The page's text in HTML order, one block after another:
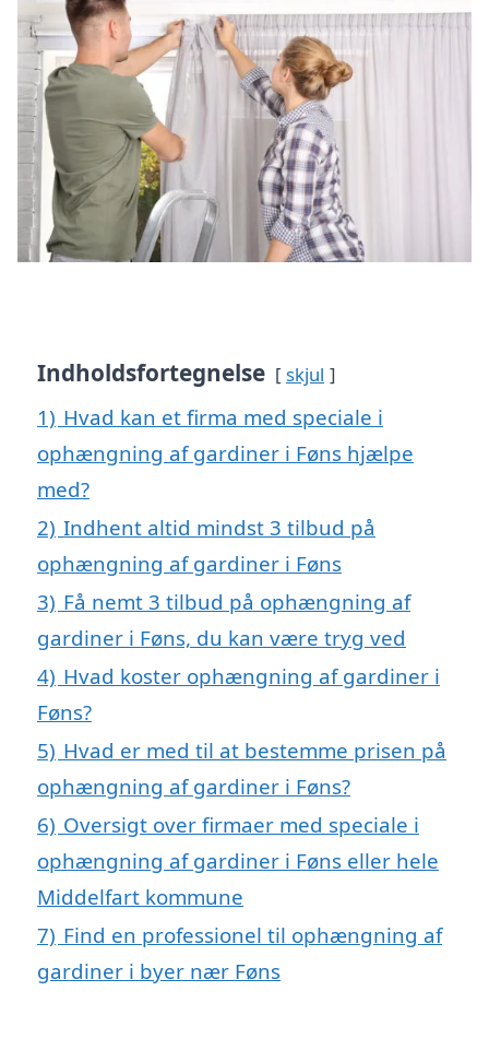
Indholdsfortegnelse skjul
1) Hvad kan et firma med speciale i
ophængning af gardiner i Føns hjælpe
med?
2) Indhent altid mindst 3 tilbud på
ophængning af gardiner i Føns
3) Få nemt 3 tilbud på ophængning af
gardiner i Føns, du kan være tryg ved
4) Hvad koster ophængning af gardiner i
Føns?
5) Hvad er med til at bestemme prisen på
ophængning af gardiner i Føns?
6) Oversigt over firmaer med speciale i
ophængning af gardiner i Føns eller hele
Middelfart kommune
7) Find en professionel til ophængning af
gardiner i byer nær Føns